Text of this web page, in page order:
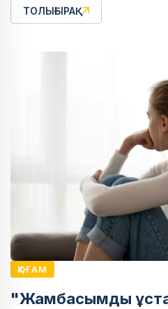
ТОЛЫҒЫРАҚ
ҚОҒАМ
"Жамбасымды